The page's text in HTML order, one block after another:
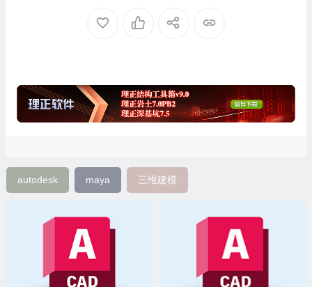
autodesk maya 三维建模